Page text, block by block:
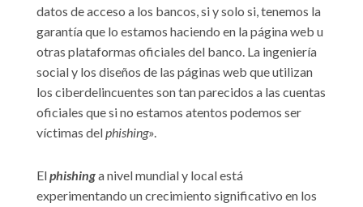
datos de acceso a los bancos, si y solo si, tenemos la
garantía que lo estamos haciendo en la página web u
otras plataformas oficiales del banco. La ingeniería
social y los diseños de las páginas web que utilizan
los ciberdelincuentes son tan parecidos a las cuentas
oficiales que si no estamos atentos podemos ser
víctimas delphishing».
Elphishinga nivel mundial y local está
experimentando un crecimiento significativo en los